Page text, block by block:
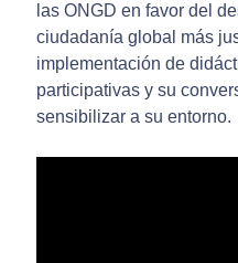
las ONGD en favor del
ciudadanía global más
implementación de
participativas y su
sensibilizar a su entorno.